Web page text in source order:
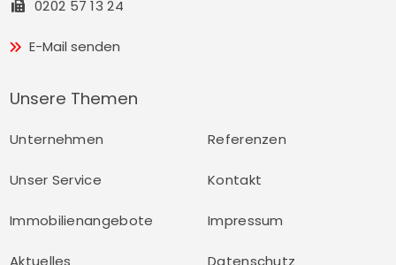
0202 57 13 24
E-Mail senden
Unsere Themen
Unternehmen Referenzen
Unser Service Kontakt
Immobilienangebote Impressum
Aktuelles Datenschutz